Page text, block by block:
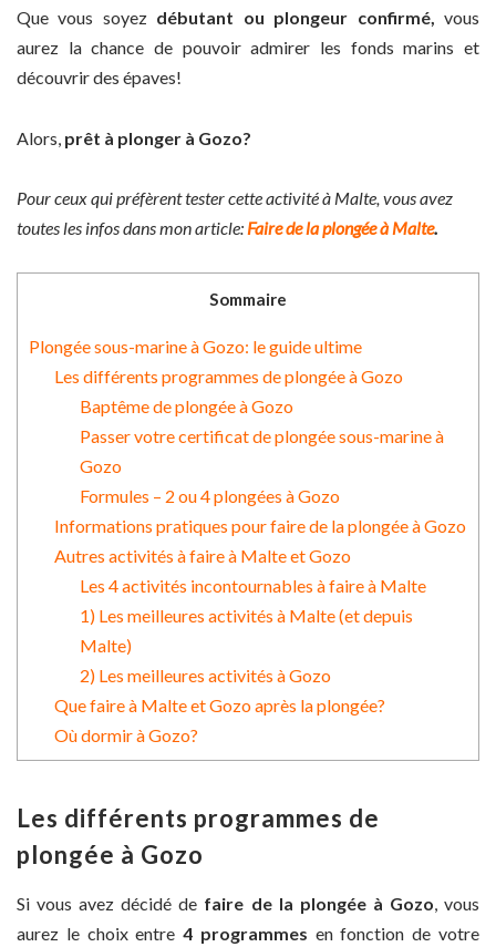
Que vous soyez débutant ou plongeur confirmé, vous
aurez la chance de pouvoir admirer les fonds marins et
découvrir des épaves!
Alors, prêt à plonger à Gozo?
Pour ceux qui préfèrent tester cette activité à Malte, vous avez
toutes les infos dans mon article: Faire de la plongée à Malte.
Sommaire
Plongée sous-marine à Gozo: le guide ultime
Les différents programmes de plongée à Gozo
Baptême de plongée à Gozo
Passer votre certificat de plongée sous-marine à
Gozo
Formules – 2 ou 4 plongées à Gozo
Informations pratiques pour faire de la plongée à Gozo
Autres activités à faire à Malte et Gozo
Les 4 activités incontournables à faire à Malte
1) Les meilleures activités à Malte (et depuis
Malte)
2) Les meilleures activités à Gozo
Que faire à Malte et Gozo après la plongée?
Où dormir à Gozo?
Les différents programmes de
plongée à Gozo
Si vous avez décidé de faire de la plongée à Gozo, vous
aurez le choix entre 4 programmes en fonction de votre